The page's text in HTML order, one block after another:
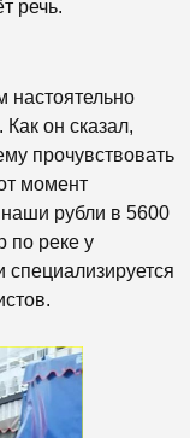
речь.
настоятельно
Как он сказал,
прочувствовать
момент
рубли в 5600
по реке у
специализируется